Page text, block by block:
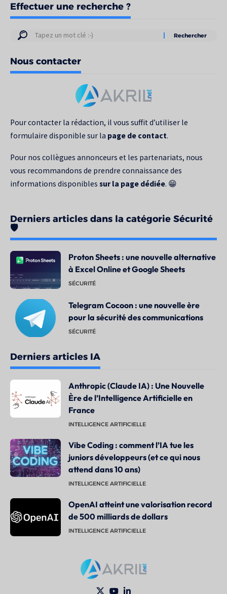
Effectuer une recherche ?
Résultats
votre
recherche
Nous contacter
Pour contacter la rédaction, il vous suffit d’utiliser le
formulaire disponible sur la page de contact.
Pour nos collègues annonceurs et les partenariats, nous
vous recommandons de prendre connaissance des
informations disponibles sur la page dédiée. 😁
Derniers articles dans la catégorie Sécurité
🛡️
Proton Sheets : une nouvelle alternative
à Excel Online et Google Sheets
SÉCURITÉ
Telegram Cocoon : une nouvelle ère
pour la sécurité des communications
SÉCURITÉ
Derniers articles IA
Anthropic (Claude IA) : Une Nouvelle
Ère de l’Intelligence Artificielle en
France
INTELLIGENCE ARTIFICIELLE
Vibe Coding : comment l’IA tue les
juniors développeurs (et ce qui nous
attend dans 10 ans)
INTELLIGENCE ARTIFICIELLE
OpenAI atteint une valorisation record
de 500 milliards de dollars
INTELLIGENCE ARTIFICIELLE